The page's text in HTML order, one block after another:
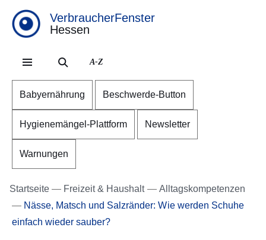
VerbraucherFenster
Hessen
A-Z
Babyernährung Beschwerde-Button
Hygienemängel-Plattform Newsletter
Warnungen
Startseite Freizeit & Haushalt
Alltagskompetenzen
Nässe, Matsch und Salzränder: Wie werden Schuhe
einfach wieder sauber?